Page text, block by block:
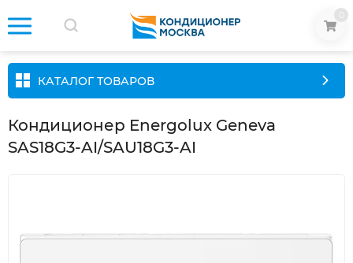
КАТАЛОГ ТОВАРОВ
Кондиционер Energolux Geneva
SAS18G3-AI/SAU18G3-AI